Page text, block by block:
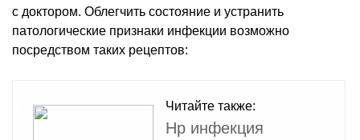
с доктором. Облегчить состояние и устранить
патологические признаки инфекции возможно
посредством таких рецептов:
Читайте также:
Hp инфекция